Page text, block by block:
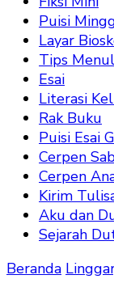
Puisi
Layar
Tips
Esai
Literasi
Rak Buku
Puisi Esai
Cerpen
Cerpen
Kirim
Aku dan
Sejarah
Beranda